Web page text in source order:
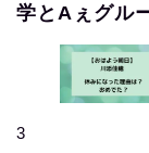
学とAぇグル
3